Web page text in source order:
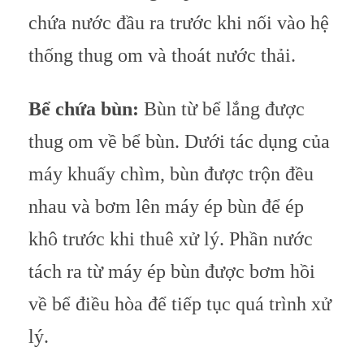
chứa nước đầu ra trước khi nối vào hệ
thống thug om và thoát nước thải.
Bể chứa bùn: Bùn từ bể lắng được
thug om về bể bùn. Dưới tác dụng của
máy khuấy chìm, bùn được trộn đều
nhau và bơm lên máy ép bùn để ép
khô trước khi thuê xử lý. Phần nước
tách ra từ máy ép bùn được bơm hồi
về bể điều hòa để tiếp tục quá trình xử
lý.